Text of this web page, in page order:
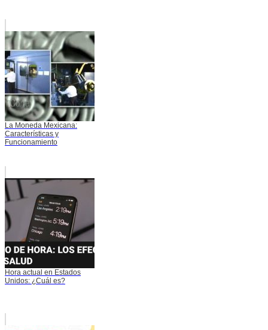
La Moneda Mexicana:
Características y
Funcionamiento
Hora actual en Estados
Unidos: ¿Cuál es?